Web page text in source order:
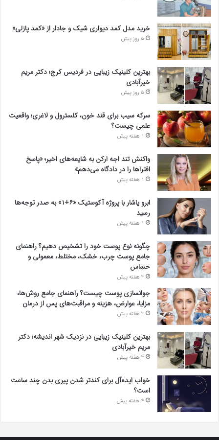
خرید مدل کمد دیواری شیک و جادار از «کمد پازلی»
5 روز پیش
بهترین کلینیک زیبایی در فردیس کرج؛ دکتر مریم
خیرآبادی
5 روز پیش
سرکه سیب برای قند خون، کلسترول و لاغری؛ واقعیت
علمی چیست؟
1 هفته پیش
واکنش تند اجه ارکن به شایعه‌های اخیر؛ «پاسخ
افتراها را در دادگاه می‌دهم»
1 هفته پیش
ابرو یاشار با پروژه آکوستیک «۶+۱» به صدر توجه‌ها
رسید
1 هفته پیش
چگونه نوع پوست خود را تشخیص دهیم؟ راهنمای
جامع پوست چرب، خشک، مختلط، معمولی و
حساس
3 هفته پیش
جوانسازی پوست چیست؟ راهنمای جامع روش‌ها،
مزایا، عوارض، هزینه و مراقبت‌های پس از درمان
3 هفته پیش
بهترین کلینیک زیبایی در نزدیک شهر اندیشه؛ دکتر
مریم خیرآبادی
3 هفته پیش
خواب ایده‌آل برای کندتر شدن پیری بدن چند ساعت
است؟
4 هفته پیش